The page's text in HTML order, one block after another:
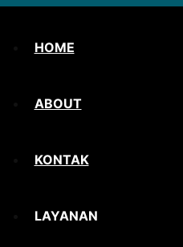
HOME
ABOUT
KONTAK
LAYANAN